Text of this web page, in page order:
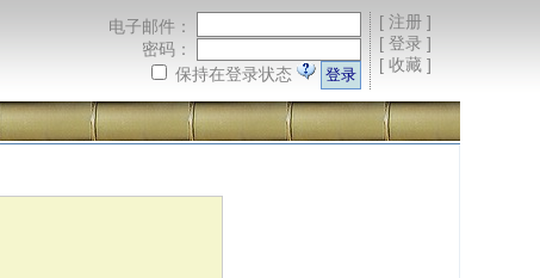
[ 注册]
[ 登录]
[ 收藏]
电子邮件：
密码：
保持在登录状态